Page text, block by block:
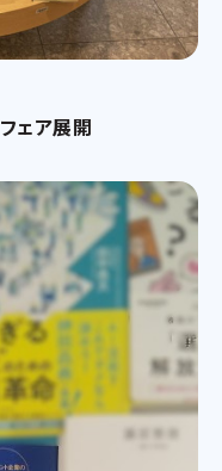
ェア展開